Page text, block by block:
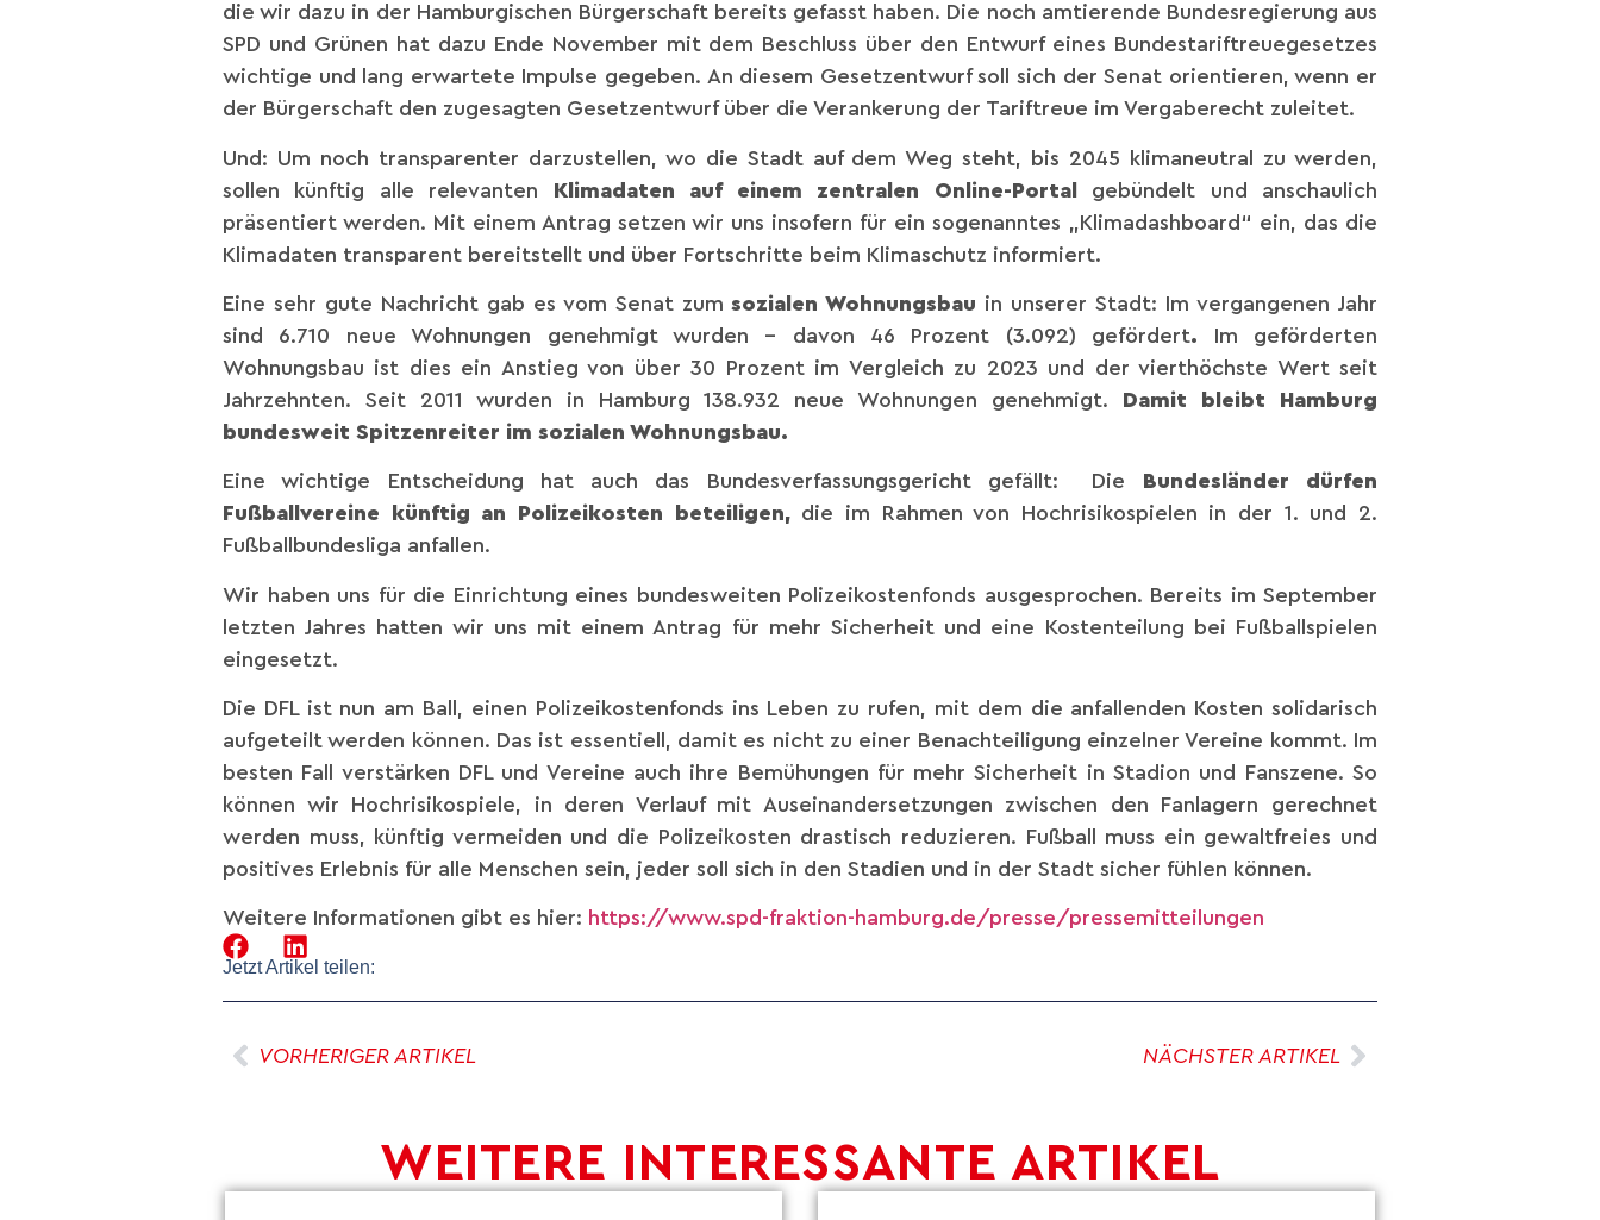
die wir dazu in der Hamburgischen Bürgerschaft bereits gefasst haben. Die noch amtierende Bundesregierung aus
SPD und Grünen hat dazu Ende November mit dem Beschluss über den Entwurf eines Bundestariftreuegesetzes
wichtige und lang erwartete Impulse gegeben. An diesem Gesetzentwurf soll sich der Senat orientieren, wenn er
der Bürgerschaft den zugesagten Gesetzentwurf über die Verankerung der Tariftreue im Vergaberecht zuleitet.
Und: Um noch transparenter darzustellen, wo die Stadt auf dem Weg steht, bis 2045 klimaneutral zu werden,
sollen künftig alle relevanten Klimadaten auf einem zentralen Online-Portal
gebündelt und anschaulich
präsentiert werden. Mit einem Antrag setzen wir uns insofern für ein sogenanntes „Klimadashboard“ ein, das die
Klimadaten transparent bereitstellt und über Fortschritte beim Klimaschutz informiert.
Eine sehr gute Nachricht gab es vom Senat zumsozialen Wohnungsbau in unserer Stadt: Im vergangenen Jahr
sind 6.710 neue Wohnungen genehmigt wurden – davon 46 Prozent (3.092) gefördert. Im geförderten
Wohnungsbau ist dies ein Anstieg von über 30 Prozent im Vergleich zu 2023 und der vierthöchste Wert seit
Jahrzehnten. Seit 2011 wurden in Hamburg 138.932 neue Wohnungen genehmigt. Damit bleibt Hamburg
bundesweit Spitzenreiter im sozialen Wohnungsbau.
Eine wichtige Entscheidung hat auch das Bundesverfassungsgericht gefällt: Die Bundesländer dürfen
Fußballvereine künftig an Polizeikosten beteiligen,die im Rahmen von Hochrisikospielen in der 1. und 2.
Fußballbundesliga anfallen.
Wir haben uns für die Einrichtung eines bundesweiten Polizeikostenfonds ausgesprochen. Bereits im September
letzten Jahres hatten wir uns mit einem Antrag für mehr Sicherheit und eine Kostenteilung bei Fußballspielen
eingesetzt.
Die DFL ist nun am Ball, einen Polizeikostenfonds ins Leben zu rufen, mit dem die anfallenden Kosten solidarisch
aufgeteilt werden können. Das ist essentiell, damit es nicht zu einer Benachteiligung einzelner Vereine kommt. Im
besten Fall verstärken DFL und Vereine auch ihre Bemühungen für mehr Sicherheit in Stadion und Fanszene. So
können wir Hochrisikospiele, in deren Verlauf mit Auseinandersetzungen zwischen den Fanlagern gerechnet
werden muss, künftig vermeiden und die Polizeikosten drastisch reduzieren. Fußball muss ein gewaltfreies und
positives Erlebnis für alle Menschen sein, jeder soll sich in den Stadien und in der Stadt sicher fühlen können.
Weitere Informationen gibt es hier: https://www.spd-fraktion-hamburg.de/presse/pressemitteilungen
Jetzt Artikel teilen:
VORHERIGER ARTIKEL NÄCHSTER ARTIKEL
WEITERE INTERESSANTE ARTIKEL